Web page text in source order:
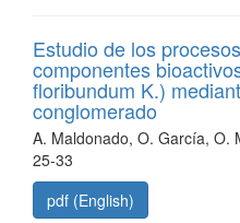
Estudio de los
componentes
floribundum K.)
conglomerado
A. Maldonado, O. García, O.
25-33
pdf (English)